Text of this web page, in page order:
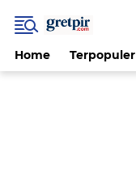
Home Terpopuler